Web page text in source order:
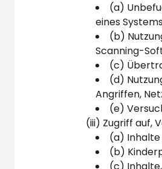
(a)
eines
(b)
Scanning-
(c)
(d)
Angriffen,
(e)
(iii) Zugriff auf,
(a) Inhalte
(b)